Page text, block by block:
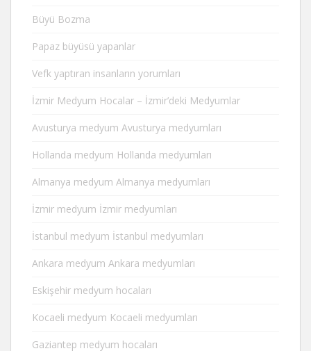
Büyü Bozma
Papaz büyüsü yapanlar
Vefk yaptıran insanların yorumları
İzmir Medyum Hocalar – İzmir’deki Medyumlar
Avusturya medyum Avusturya medyumları
Hollanda medyum Hollanda medyumları
Almanya medyum Almanya medyumları
İzmir medyum İzmir medyumları
İstanbul medyum İstanbul medyumları
Ankara medyum Ankara medyumları
Eskişehir medyum hocaları
Kocaeli medyum Kocaeli medyumları
Gaziantep medyum hocaları